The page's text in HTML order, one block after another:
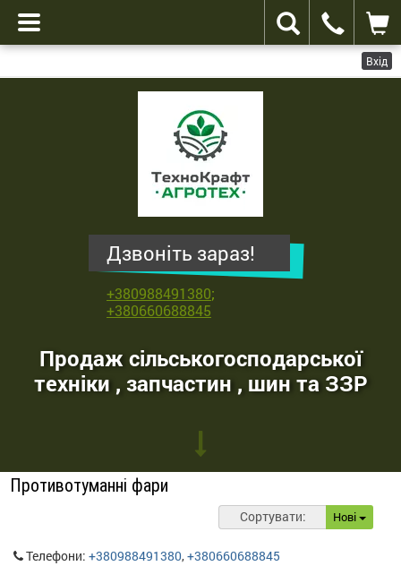
Вхід
сільськогосподарської
Дзвоніть зараз!
+380988491380;
+380660688845
Продаж сільськогосподарської
техніки , запчастин , шин та ЗЗР
Противотуманні фари
Сортувати: Нові
Телефони: +380988491380,+380660688845